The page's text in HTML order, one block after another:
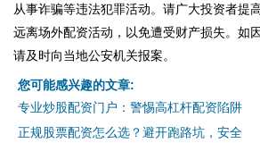
从事诈骗等违法犯罪活动。请广大投资者提
远离场外配资活动，以免遭受财产损失。如
请及时向当地公安机关报案。
您可能感兴趣的文章:
专业炒股配资门户：警惕高杠杆配资陷阱
正规股票配资怎么选？避开跑路坑，安全